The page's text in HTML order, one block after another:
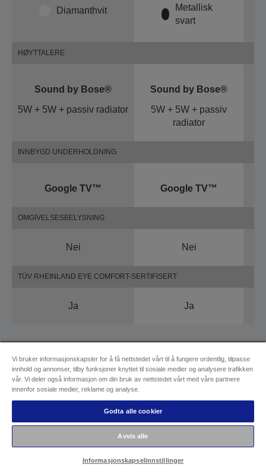
Diamanthvit
Metallisk
svart
HØYTTALERE
Sound by Bose®
5W + 5W + passiv radiator
Sound by Bose®
5W + 5W + passiv
radiator
INNBYGD UNDERHOLDNING
Google TV™ Google TV™
OMGIVELSESBELYSNING
Nei Nei
TÜV RHEINLAND EYE COMFORT-SERTIFISERT
Ja Ja
Oppdag Lifestudio-
projektorserien
Uansett rom, stil eller skjermtid – det finnes en
Vi bruker informasjonskapsler for å få nettstedet vårt til å fungere ordentlig, tilpasse
innhold og annonser, tilby funksjoner knyttet til sosiale medier og analysere trafikken
vår. Vi deler også informasjon om din bruk av nettstedet vårt med våre partnere
innenfor sosiale medier, reklame og analyse.
Godta alle cookier
Avvis alle
Informasjonskapselinnstillinger